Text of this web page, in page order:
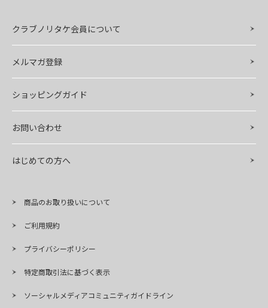
クラブノリタケ会員について
メルマガ登録
ショッピングガイド
お問い合わせ
はじめての方へ
商品のお取り扱いについて
ご利用規約
プライバシーポリシー
特定商取引法に基づく表示
ソーシャルメディアコミュニティガイドライン